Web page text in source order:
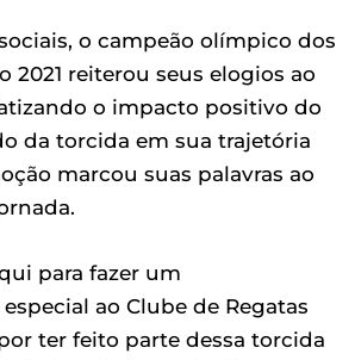
o campeão olímpico dos
2021 reiterou seus elogios ao
o impacto positivo do
da torcida em sua trajetória
marcou suas palavras ao
para fazer um
ao Clube de Regatas
ter feito parte dessa torcida